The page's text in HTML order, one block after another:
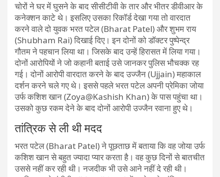
चोरों ने घर में घुसने के बाद सीसीटीवी के तार और भीतर डीवीआर के
कनेक्शन काटे थे। इसलिए उसका रिकॉर्ड देखा गया तो वारदात
करने वाले दो युवक भरत पटेल (Bharat Patel) और शुभम राय
(Shubham Rai) दिखाई दिए। इन दोनों को डॉक्टर पुष्पेन्द्र
गौतम ने पहचान लिया था। जिसके बाद उन्हें हिरासत में लिया गया।
दोनों आरोपियों ने जो कहानी बताई उसे जानकर पुलिस भौचक्क रह
गई। दोनों आरोपी वारदात करने के बाद उज्जैन (Ujjain) महाकाल
दर्शन करने चले गए थे। इससे पहले भरत पटेल अपनी प्रेमिका जोया
उर्फ कशिश खान (Zoya@Kashish Khan) के पास पहुंचा था।
उसको कुछ रकम देने के बाद दोनों आरोपी उज्जैन रवाना हुए थे।
तांत्रिक से ली थी मदद
भरत पटेल (Bharat Patel) ने पूछताछ में बताया कि वह जोया उर्फ
कशिश खान से बहुत ज्यादा प्यार करता है। वह कुछ दिनों से बातचीत
उससे नहीं कर रही थी। नजदीक भी उसे आने नहीं दे रही थी।